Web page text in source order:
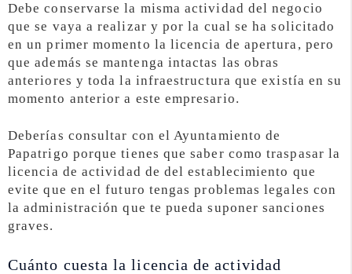
Debe conservarse la misma actividad del negocio
que se vaya a realizar y por la cual se ha solicitado
en un primer momento la licencia de apertura, pero
que además se mantenga intactas las obras
anteriores y toda la infraestructura que existía en su
momento anterior a este empresario.
Deberías consultar con el Ayuntamiento de
Papatrigo porque tienes que saber como traspasar la
licencia de actividad de del establecimiento que
evite que en el futuro tengas problemas legales con
la administración que te pueda suponer sanciones
graves.
Cuánto cuesta la licencia de actividad